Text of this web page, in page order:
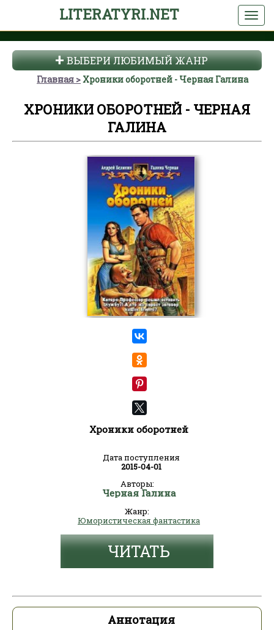
LITERATYRI.NET
ВЫБЕРИ ЛЮБИМЫЙ ЖАНР
Главная Хроники оборотней - Черная Галина
ХРОНИКИ ОБОРОТНЕЙ - ЧЕРНАЯ
ГАЛИНА
Хроники оборотней
Дата поступления
2015-04-01
Авторы:
Черная Галина
Жанр:
Юмористическая фантастика
ЧИТАТЬ
Аннотация